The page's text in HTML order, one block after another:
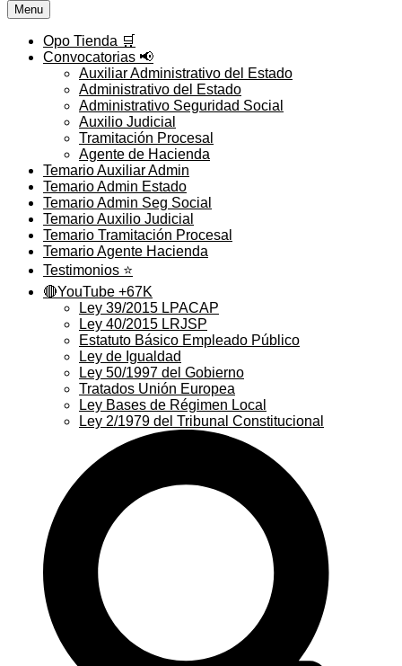
Menu
Opo Tienda 🛒
Convocatorias 📢
Auxiliar Administrativo del Estado
Administrativo del Estado
Administrativo Seguridad Social
Auxilio Judicial
Tramitación Procesal
Agente de Hacienda
Temario Auxiliar Admin
Temario Admin Estado
Temario Admin Seg Social
Temario Auxilio Judicial
Temario Tramitación Procesal
Temario Agente Hacienda
Testimonios ⭐️
🔴YouTube +67K
Ley 39/2015 LPACAP
Ley 40/2015 LRJSP
Estatuto Básico Empleado Público
Ley de Igualdad
Ley 50/1997 del Gobierno
Tratados Unión Europea
Ley Bases de Régimen Local
Ley 2/1979 del Tribunal Constitucional